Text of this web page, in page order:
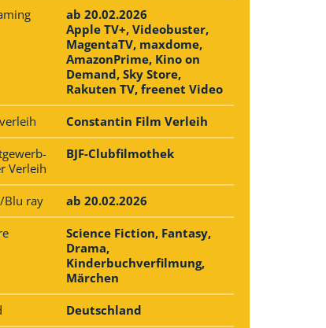
ab 20.02.2026
Apple TV+, Videobuster,
MagentaTV, maxdome,
AmazonPrime, Kino on
Demand, Sky Store,
Rakuten TV, freenet Video
Constantin Film Verleih
Verleih
BJF-Clubfilmothek
Blu ray ab 20.02.2026
Science Fiction, Fantasy,
Drama,
Kinderbuchverfilmung,
Märchen
Deutschland